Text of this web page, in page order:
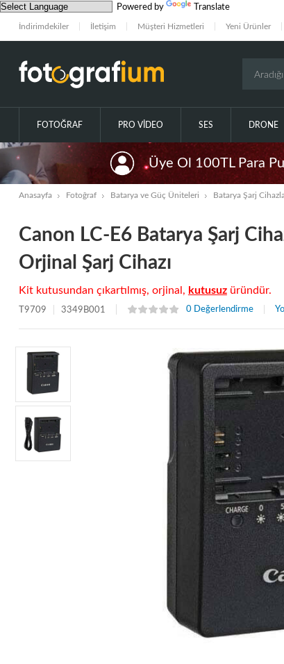
Powered by Translate
İndirimdekiler İletişim Müşteri Hizmetleri Yeni Ürünler
FOTOĞRAF PRO VIDEO SES DRONE
Üye Ol 100TL Para
Anasayfa Fotoğraf Batarya ve Güç Üniteleri Batarya Şarj
Canon LC-E6 Batarya Şarj
Orjinal Şarj Cihazı
Kit kutusundan çıkartılmış, orjinal, kutusuzüründür.
T9709 3349B001 0 Değerlendirme